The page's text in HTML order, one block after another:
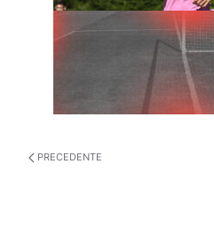
PRECEDENTE